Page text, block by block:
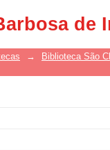
de
→
Biblioteca São